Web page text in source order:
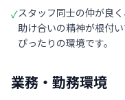
✓スタッフ同士の仲が良
助け合いの精神が根付
ぴったりの環境です。
業務・勤務環境